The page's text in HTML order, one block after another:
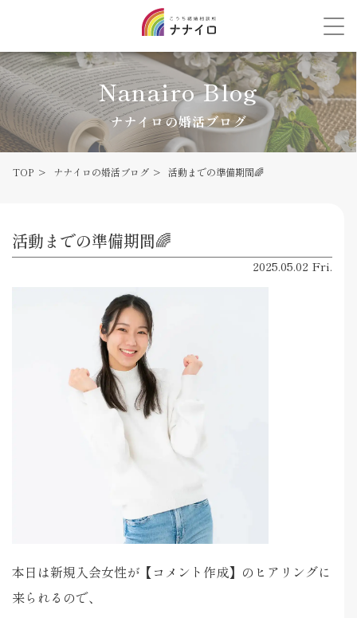
Nanairo Blog
ナナイロの婚活ブログ
TOP ナナイロの婚活ブログ 活動までの準備期間🌈
活動までの準備期間🌈
2025.05.02 Fri.
本日は新規入会女性が【コメント作成】のヒアリングに
来られるので、